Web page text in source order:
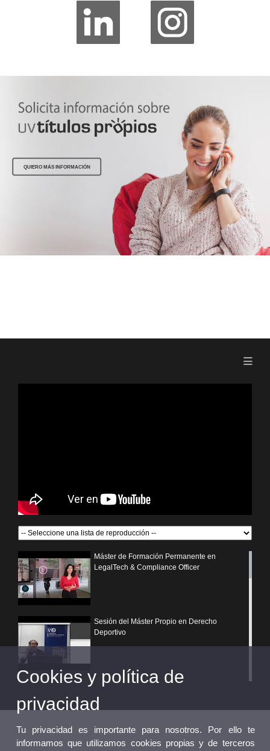
QUIERO MÁS INFORMACIÓN
Máster de Formación Permanente en
LegalTech & Compliance Officer
Sesión del Máster Propio en Derecho
Deportivo
¿Por qué elegir un postgrado propio de la
Universitat de València?
Cookies y política de
privacidad
Tu privacidad es importante para nosotros. Por ello te
informamos que utilizamos cookies propias y de terceros